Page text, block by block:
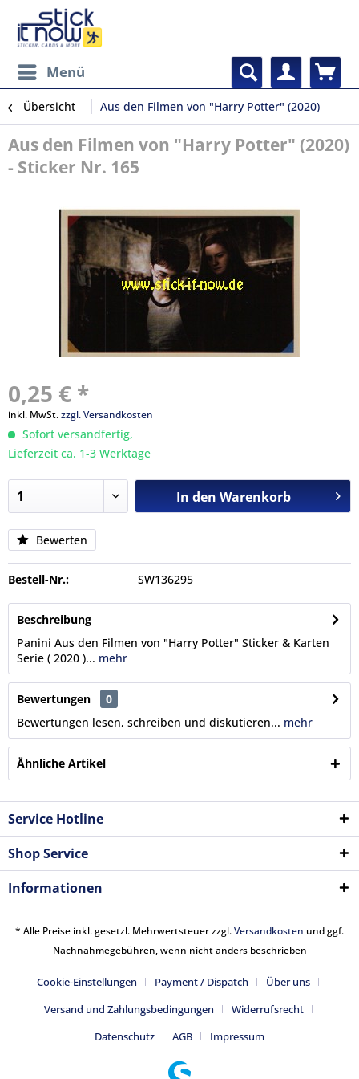
Menü
Übersicht Aus den Filmen von "Harry Potter" (2020)
Aus den Filmen von "Harry Potter" (2020)
- Sticker Nr. 165
0,25 € *
inkl. MwSt.zzgl. Versandkosten
Sofort versandfertig,
Lieferzeit ca. 1-3 Werktage
In den Warenkorb
Bewerten
Bestell-Nr.: SW136295
Beschreibung
Panini Aus den Filmen von "Harry Potter" Sticker & Karten
Serie ( 2020 )... mehr
Bewertungen
0
Bewertungen lesen, schreiben und diskutieren... mehr
Ähnliche Artikel
Service Hotline
Shop Service
Informationen
* Alle Preise inkl. gesetzl. Mehrwertsteuer zzgl.Versandkosten und ggf.
Nachnahmegebühren, wenn nicht anders beschrieben
Cookie-Einstellungen Payment / Dispatch
Über uns
Versand und Zahlungsbedingungen
Widerrufsrecht
Datenschutz
AGB Impressum